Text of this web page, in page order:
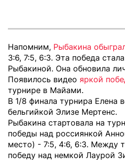
Напомним, Рыбакина
3:6, 7:5, 6:3. Эта победа
Рыбакиной. Она обновила
Появилось видео яркой
турнире в Майами.
В 1/8 финала турнира Елена
бельгийкой Элизе Мертенс.
Рыбакина стартовала на
победы над россиянкой
место) - 7:5, 4:6, 6:3. Между
победу над немкой Лаурой